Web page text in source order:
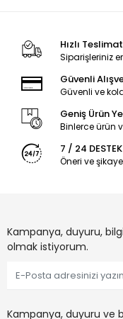
Hızlı Teslimat
Siparişleriniz
Güvenli
Güvenli ve
Geniş Ürün
Binlerce ürün
7 / 24 DESTEK
Öneri ve
Kampanya, duyuru,
olmak istiyorum.
Kampanya, duyuru ve